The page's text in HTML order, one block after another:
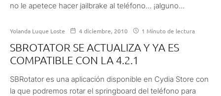
no le apetece hacer jailbrake al teléfono… ¡alguno...
Yolanda Luque Loste 4 diciembre, 2010 1 Minuto de lectura
SBROTATOR SE ACTUALIZA Y YA ES
COMPATIBLE CON LA 4.2.1
SBRotator es una aplicación disponible en Cydia Store con
la que podremos rotar el springboard del teléfono para